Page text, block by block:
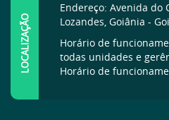
LOCALIZAÇÃO
Endereço: Avenida do
Lozandes, Goiânia -
Horário de
todas unidades e
Horário de